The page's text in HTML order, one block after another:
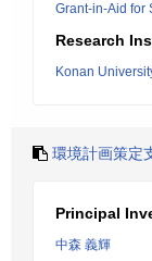
Grant-in-Aid for
Research
Konan
環境計画策定
Principal
中森 義輝